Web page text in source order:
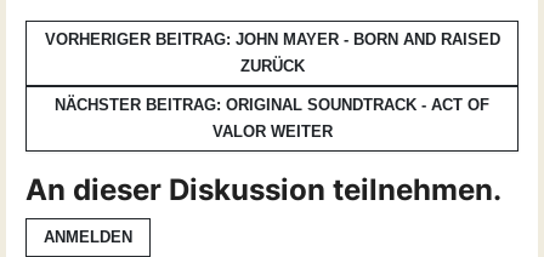
VORHERIGER BEITRAG: JOHN MAYER - BORN AND RAISED
ZURÜCK
NÄCHSTER BEITRAG: ORIGINAL SOUNDTRACK - ACT OF
VALOR WEITER
An dieser Diskussion teilnehmen.
ANMELDEN